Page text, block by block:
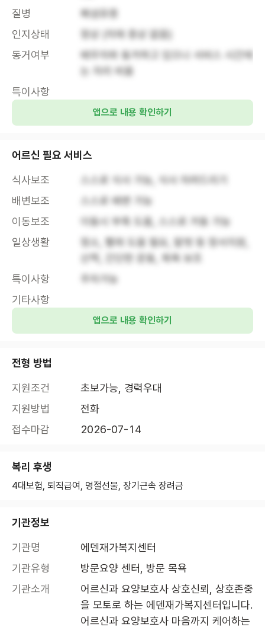
질병
폐섬유증
인지상태
정상 (치매 증상 없음)
동거여부
배우자와 동거하고 있으나 서비스 시간에
는 자리 비움
특이사항
앱으로 내용 확인하기
어르신 필요 서비스
식사보조
스스로 식사 가능, 식사 차려드리기
배변보조
스스로 배변 가능
이동보조
이동시 부축 도움, 스스로 거동 가능
일상생활
청소, 빨래 도움 필요, 말벗 등 정서지원,
산책, 간단한 운동, 목욕 보조
특이사항
주차가능
기타사항
앱으로 내용 확인하기
전형 방법
지원조건
초보가능, 경력우대
지원방법
전화
접수마감
2026-07-14
복리 후생
4대보험, 퇴직급여, 명절선물, 장기근속 장려금
기관정보
기관명
에덴재가복지센터
기관유형
방문요양 센터, 방문 목욕
기관소개
어르신과 요양보호사 상호신뢰, 상호존중
을 모토로 하는 에덴재가복지센터입니다.
어르신과 요양보호사 마음까지 케어하는